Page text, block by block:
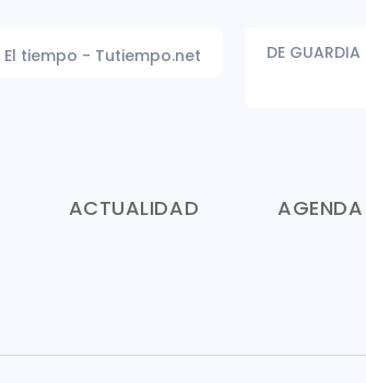
DE GUARDIA
El tiempo - Tutiempo.net
ACTUALIDAD AGENDA